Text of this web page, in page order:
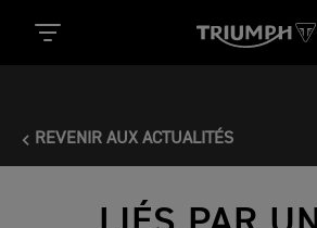
REVENIR AUX ACTUALITÉS